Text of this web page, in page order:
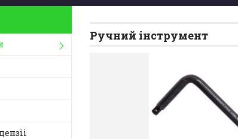
Ручний інструмент